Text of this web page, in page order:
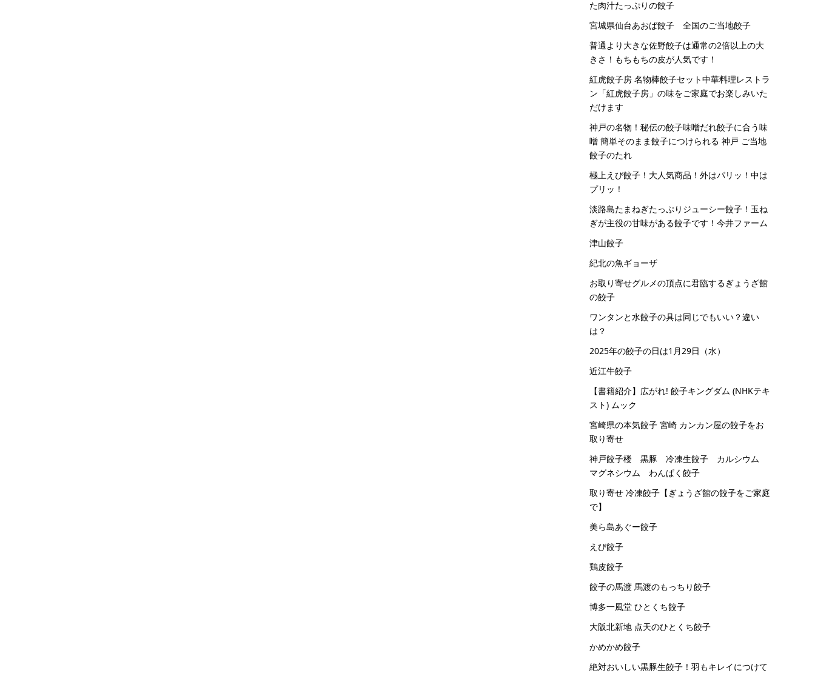
た肉汁たっぷりの餃子
宮城県仙台あおば餃子 全国のご当地餃子
普通より大きな佐野餃子は通常の2倍以上の大
きさ！もちもちの皮が人気です！
紅虎餃子房 名物棒餃子セット中華料理レストラ
ン「紅虎餃子房」の味をご家庭でお楽しみいた
だけます
神戸の名物！秘伝の餃子味噌だれ餃子に合う味
噌 簡単そのまま餃子につけられる 神戸 ご当地
餃子のたれ
極上えび餃子！大人気商品！外はパリッ！中は
プリッ！
淡路島たまねぎたっぷりジューシー餃子！玉ね
ぎが主役の甘味がある餃子です！今井ファーム
津山餃子
紀北の魚ギョーザ
お取り寄せグルメの頂点に君臨するぎょうざ館
の餃子
ワンタンと水餃子の具は同じでもいい？違い
は？
2025年の餃子の日は1月29日（水）
近江牛餃子
【書籍紹介】広がれ! 餃子キングダム (NHKテキ
スト) ムック
宮崎県の本気餃子 宮崎 カンカン屋の餃子をお
取り寄せ
神戸餃子楼 黒豚 冷凍生餃子 カルシウム
マグネシウム わんぱく餃子
取り寄せ 冷凍餃子【ぎょうざ館の餃子をご家庭
で】
美ら島あぐー餃子
えび餃子
鶏皮餃子
餃子の馬渡 馬渡のもっちり餃子
博多一風堂 ひとくち餃子
大阪北新地 点天のひとくち餃子
かめかめ餃子
絶対おいしい黒豚生餃子！羽もキレイにつけて